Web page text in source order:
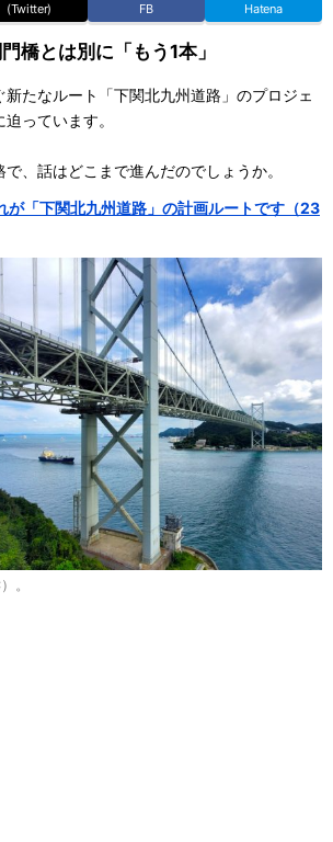
(Twitter) FB Hatena
橋とは別に「もう1本」
たなルート「下関北九州道路」のプロジェ
っています。
、話はどこまで進んだのでしょうか。
が「下関北九州道路」の計画ルートです（23
。